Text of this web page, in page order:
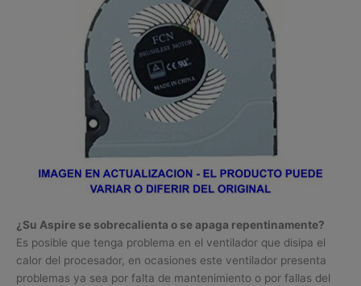
¿Su Aspire se sobrecalienta o se apaga repentinamente?
Es posible que tenga problema en el ventilador que disipa el
calor del procesador, en ocasiones este ventilador presenta
problemas ya sea por falta de mantenimiento o por fallas del